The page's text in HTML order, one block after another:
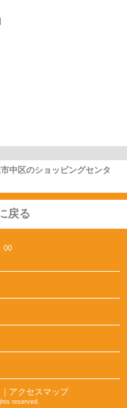
中区のショッピングセンタ
戻る
00
｜アクセスマップ
reserved.